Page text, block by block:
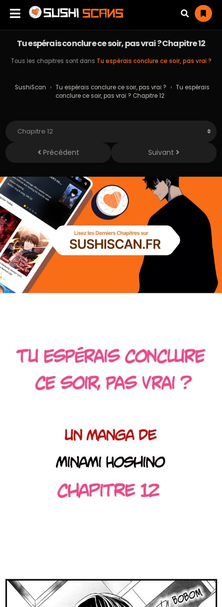
Tu espérais conclure ce soir, pas vrai ? Chapitre 12
Tous les chapitres sont dans Tu espérais conclure ce soir, pas vrai ?
SushiScan › Tu espérais conclure ce soir, pas vrai ? › Tu espérais
conclure ce soir, pas vrai ? Chapitre 12
Précédent Suivant